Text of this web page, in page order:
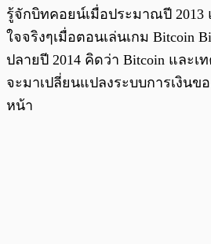
รู้จักบิทคอยน์เมื่อประมาณปี 2013
ใจจริงๆเมื่อตอนเล่นเกม Bitcoin
ปลายปี 2014 คิดว่า Bitcoin และเ
จะมาเปลี่ยนแปลงระบบการเงินข
หน้า